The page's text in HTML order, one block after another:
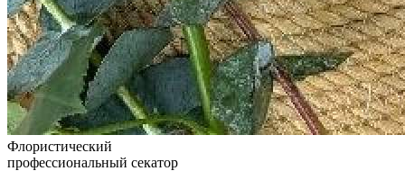
Флористический
профессиональный секатор